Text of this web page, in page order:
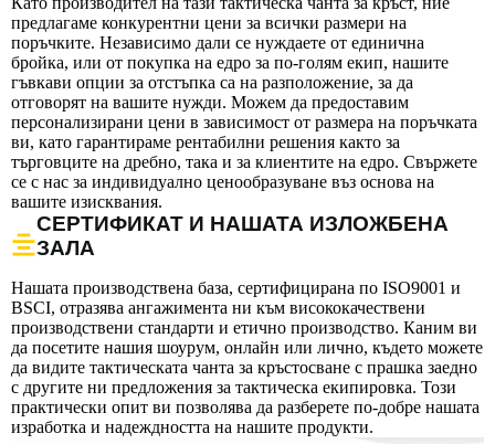
предлагаме конкурентни цени за всички размери на
поръчките. Независимо дали се нуждаете от единична
бройка, или от покупка на едро за по-голям екип, нашите
гъвкави опции за отстъпка са на разположение, за да
отговорят на вашите нужди. Можем да предоставим
персонализирани цени в зависимост от размера на поръчката
ви, като гарантираме рентабилни решения както за
търговците на дребно, така и за клиентите на едро. Свържете
се с нас за индивидуално ценообразуване въз основа на
вашите изисквания.
СЕРТИФИКАТ И НАШАТА ИЗЛОЖБЕНА
ЗАЛА
Нашата производствена база, сертифицирана по ISO9001 и
BSCI, отразява ангажимента ни към висококачествени
производствени стандарти и етично производство. Каним ви
да посетите нашия шоурум, онлайн или лично, където можете
да видите тактическата чанта за кръстосване с прашка заедно
с другите ни предложения за тактическа екипировка. Този
практически опит ви позволява да разберете по-добре нашата
изработка и надеждността на нашите продукти.